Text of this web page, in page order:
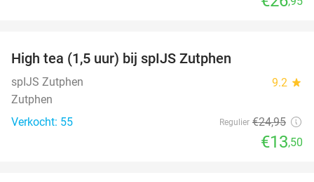
High tea (1,5 uur) bij spIJS Zutphen
spIJS Zutphen 9.2 star
Zutphen
Verkocht: 55
Regulier €24,95
€13,50